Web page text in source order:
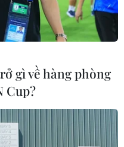
gì về hàng phòng
Cup?